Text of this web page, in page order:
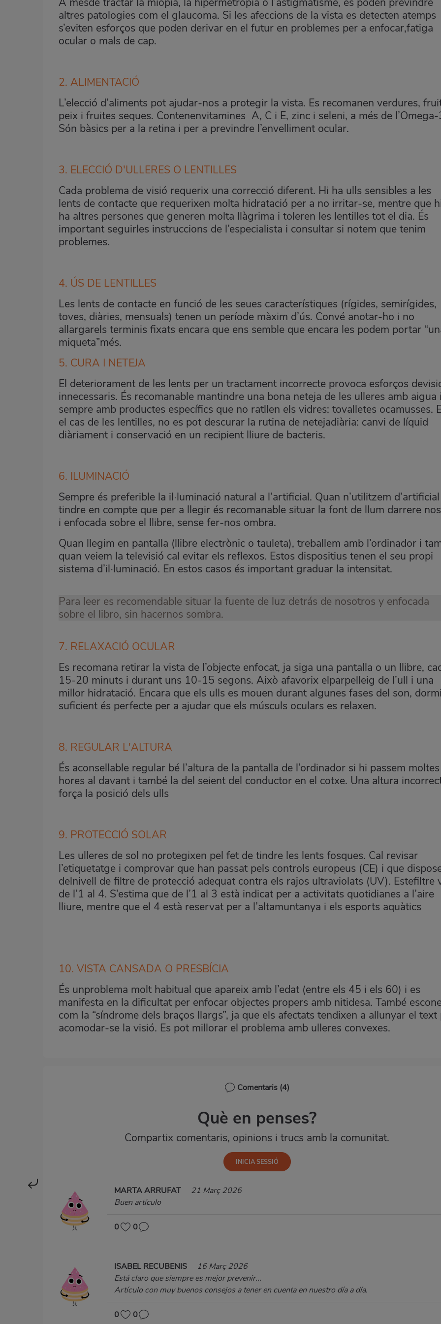
altres patologies com el glaucoma. Si les afeccions de la vista es detecten atemps
s’eviten esforços que poden derivar en el futur en problemes per a enfocar,fatiga
ocular o mals de cap.
2. ALIMENTACIÓ
L’elecció d’aliments pot ajudar-nos a protegir la vista. Es recomanen verdures,
peix i fruites seques. Contenenvitamines A, C i E, zinc i seleni, a més de l’Omega-
Són bàsics per a la retina i per a previndre l’envelliment ocular.
3. ELECCIÓ D'ULLERES O LENTILLES
Cada problema de visió requerix una correcció diferent. Hi ha ulls sensibles a les
lents de contacte que requerixen molta hidratació per a no irritar-se, mentre que
ha altres persones que generen molta llàgrima i toleren les lentilles tot el dia. És
important seguirles instruccions de l’especialista i consultar si notem que tenim
problemes.
4. ÚS DE LENTILLES
Les lents de contacte en funció de les seues característiques (rígides, semirígides,
toves, diàries, mensuals) tenen un període màxim d’ús. Convé anotar-ho i no
allargarels terminis fixats encara que ens semble que encara les podem portar
miqueta”més.
5. CURA I NETEJA
El deteriorament de les lents per un tractament incorrecte provoca esforços
innecessaris. És recomanable mantindre una bona neteja de les ulleres amb aigua i
sempre amb productes específics que no ratllen els vidres: tovalletes ocamusses.
el cas de les lentilles, no es pot descurar la rutina de netejadiària: canvi de líquid
diàriament i conservació en un recipient lliure de bacteris.
6. ILUMINACIÓ
Sempre és preferible la il·luminació natural a l’artificial. Quan n’utilitzem
tindre en compte que per a llegir és recomanable situar la font de llum darrere
i enfocada sobre el llibre, sense fer-nos ombra.
Quan llegim en pantalla (llibre electrònic o tauleta), treballem amb l’ordinador i
quan veiem la televisió cal evitar els reflexos. Estos dispositius tenen el seu propi
sistema d’il·luminació. En estos casos és important graduar la intensitat.
Para leer es recomendable situar la fuente de luz detrás de nosotros y enfocada
sobre el libro, sin hacernos sombra.
7. RELAXACIÓ OCULAR
Es recomana retirar la vista de l’objecte enfocat, ja siga una pantalla o un llibre,
15-20 minuts i durant uns 10-15 segons. Això afavorix elparpelleig de l’ull i una
millor hidratació. Encara que els ulls es mouen durant algunes fases del son,
suficient és perfecte per a ajudar que els músculs oculars es relaxen.
8. REGULAR L'ALTURA
És aconsellable regular bé l’altura de la pantalla de l’ordinador si hi passem moltes
hores al davant i també la del seient del conductor en el cotxe. Una altura
força la posició dels ulls
9. PROTECCIÓ SOLAR
Les ulleres de sol no protegixen pel fet de tindre les lents fosques. Cal revisar
l’etiquetatge i comprovar que han passat pels controls europeus (CE) i que
delnivell de filtre de protecció adequat contra els rajos ultraviolats (UV). Estefiltre
de l’1 al 4. S’estima que de l’1 al 3 està indicat per a activitats quotidianes a l’aire
lliure, mentre que el 4 està reservat per a l’altamuntanya i els esports aquàtics
10. VISTA CANSADA O PRESBÍCIA
És unproblema molt habitual que apareix amb l’edat (entre els 45 i els 60) i es
manifesta en la dificultat per enfocar objectes propers amb nitidesa. També
com la “síndrome dels braços llargs”, ja que els afectats tendixen a allunyar el text
acomodar-se la visió. Es pot millorar el problema amb ulleres convexes.
Comentaris (4)
Què en penses?
Compartix comentaris, opinions i trucs amb la comunitat.
MARTA ARRUFAT
21 Març 2026
Buen artículo
0 0
ISABEL RECUBENIS
16 Març 2026
Está claro que siempre es mejor prevenir...
Artículo con muy buenos consejos a tener en cuenta en nuestro día a día.
0 0